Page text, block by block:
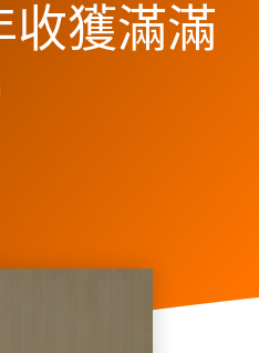
收獲滿滿